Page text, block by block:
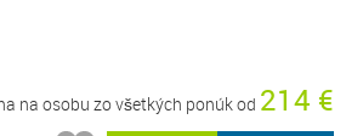
na osobu zo všetkých ponúk od 214 €